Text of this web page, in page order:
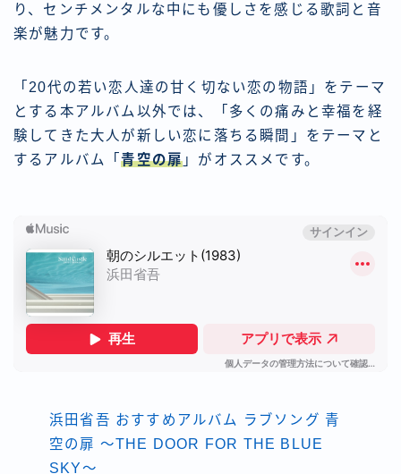
り、センチメンタルな中にも優しさを感じる歌詞と音
楽が魅力です。
「20代の若い恋人達の甘く切ない恋の物語」をテーマ
とする本アルバム以外では、「多くの痛みと幸福を経
験してきた大人が新しい恋に落ちる瞬間」をテーマと
するアルバム「青空の扉 」がオススメです。
浜田省吾 おすすめアルバム ラブソング 青
空の扉 〜THE DOOR FOR THE BLUE
SKY〜